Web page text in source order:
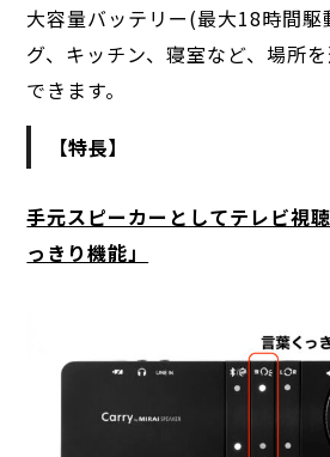
大容量バッテリー(最大18時間駆
グ、キッチン、寝室など、場所
できます。
【特長】
手元スピーカーとしてテレビ視
っきり機能」